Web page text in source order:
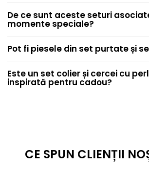
De ce sunt aceste seturi
momente speciale?
Pot fi piesele din set purtate și
Este un set colier și cercei cu
inspirată pentru cadou?
CE SPUN CLIENȚII